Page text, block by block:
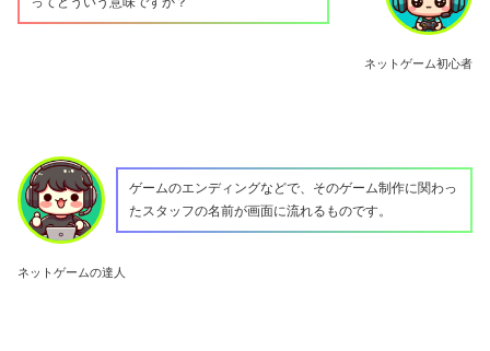
ネットゲーム初心者
ネットゲームの達人
ゲームのエンディングなどで、そのゲーム制作に関わっ
たスタッフの名前が画面に流れるものです。